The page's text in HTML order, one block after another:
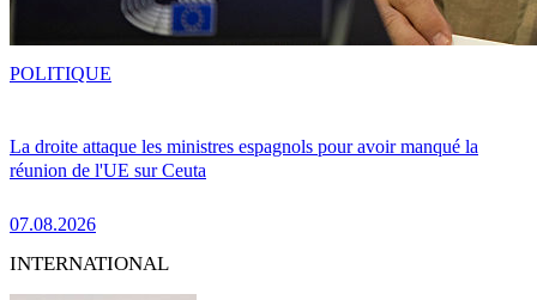
La droite attaque les ministres espagnols pour avoir manqué la
réunion de l'UE sur Ceuta
07.08.2026
POLITIQUE
INTERNATIONAL